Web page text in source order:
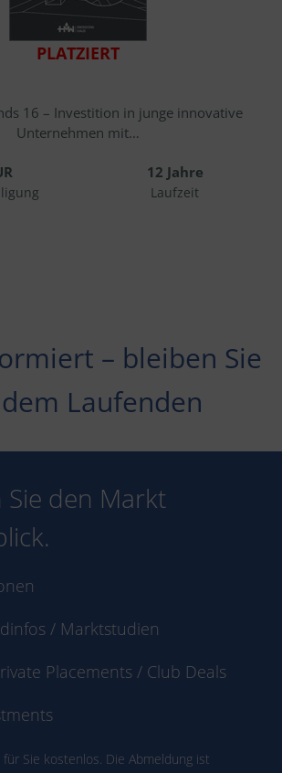
PLATZIERT
16 – Investition in junge innovative
Unternehmen mit…
12 Jahre
Laufzeit
– bleiben Sie
Laufenden
Sie den Markt
/ Marktstudien
Placements / Club Deals
Sie kostenlos. Die Abmeldung ist